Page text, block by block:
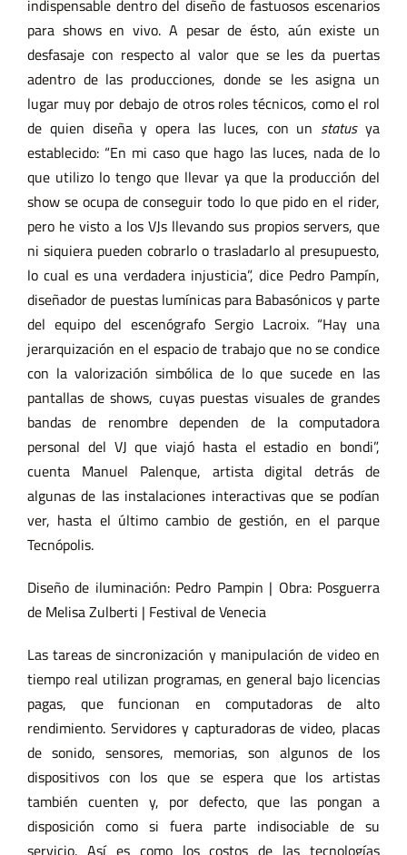
indispensable dentro del diseño de fastuosos escenarios
para shows en vivo. A pesar de ésto, aún existe un
desfasaje con respecto al valor que se les da puertas
adentro de las producciones, donde se les asigna un
lugar muy por debajo de otros roles técnicos, como el rol
de quien diseña y opera las luces, con un statusya
establecido: “En mi caso que hago las luces, nada de lo
que utilizo lo tengo que llevar ya que la producción del
show se ocupa de conseguir todo lo que pido en el rider,
pero he visto a los VJs llevando sus propios servers, que
ni siquiera pueden cobrarlo o trasladarlo al presupuesto,
lo cual es una verdadera injusticia”, dice Pedro Pampín,
diseñador de puestas lumínicas para Babasónicos y parte
del equipo del escenógrafo Sergio Lacroix. “Hay una
jerarquización en el espacio de trabajo que no se condice
con la valorización simbólica de lo que sucede en las
pantallas de shows, cuyas puestas visuales de grandes
bandas de renombre dependen de la computadora
personal del VJ que viajó hasta el estadio en bondi”,
cuenta Manuel Palenque, artista digital detrás de
algunas de las instalaciones interactivas que se podían
ver, hasta el último cambio de gestión, en el parque
Tecnópolis.
Diseño de iluminación: Pedro Pampin | Obra: Posguerra
de Melisa Zulberti | Festival de Venecia
Las tareas de sincronización y manipulación de video en
tiempo real utilizan programas, en general bajo licencias
pagas, que funcionan en computadoras de alto
rendimiento. Servidores y capturadoras de video, placas
de sonido, sensores, memorias, son algunos de los
dispositivos con los que se espera que los artistas
también cuenten y, por defecto, que las pongan a
disposición como si fuera parte indisociable de su
servicio. Así es como los costos de las tecnologías